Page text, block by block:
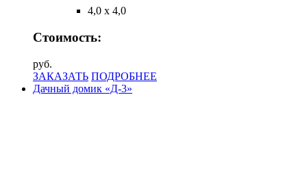
4,0 х 4,0
Стоимость:
руб.
ЗАКАЗАТЬ ПОДРОБНЕЕ
Дачный домик «Д-3»